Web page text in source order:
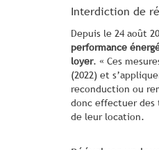
Interdiction de
Depuis le 24 août
performance
loyer. « Ces
(2022) et
reconduction ou
donc effectuer des
de leur location.